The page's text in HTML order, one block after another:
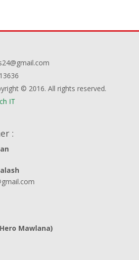
© 2016. All rights reserved.
IT
:
Mawlana)